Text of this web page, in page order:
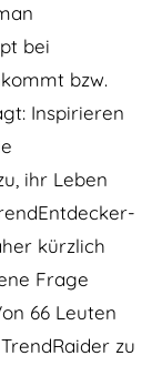
bei
bzw.
Inspirieren
ihr Leben
kürzlich
Frage
66 Leuten
zu